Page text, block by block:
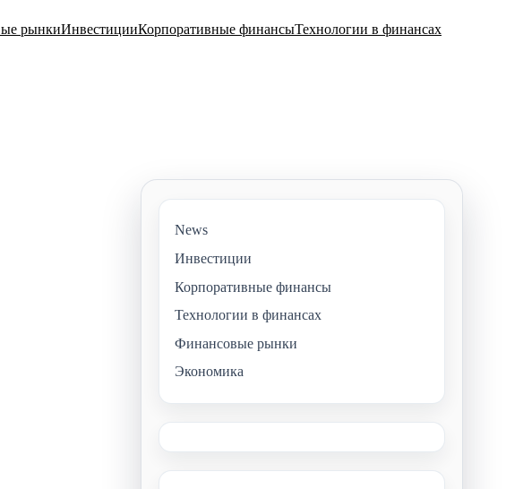
рынкиИнвестицииКорпоративные финансыТехнологии в финансах
News
Инвестиции
Корпоративные финансы
Технологии в финансах
Финансовые рынки
Экономика